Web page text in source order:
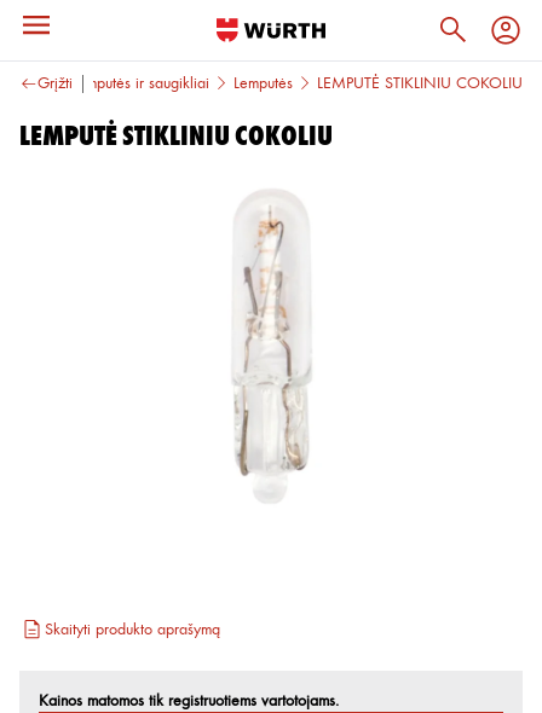
Grįžti Lemputės ir saugikliai Lemputės LEMPUTĖ STIKLINIU COKOLIU
LEMPUTĖ STIKLINIU COKOLIU
Skaityti produkto aprašymą
Kainos matomos tik registruotiems vartotojams.